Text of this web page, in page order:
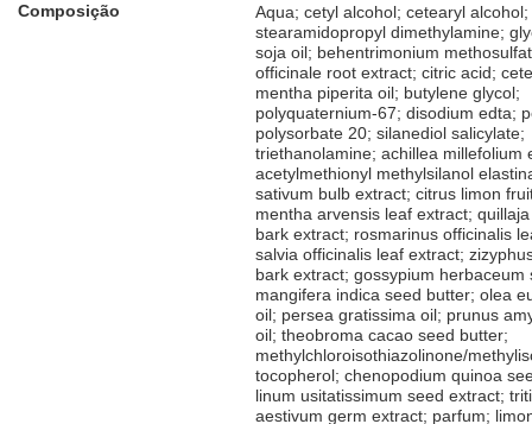
Composição
Aqua; cetyl alcohol; cetearyl alcohol;
stearamidopropyl dimethylamine;
soja oil; behentrimonium
officinale root extract; citric acid;
mentha piperita oil; butylene glycol;
polyquaternium-67; disodium edta;
polysorbate 20; silanediol salicylate;
triethanolamine; achillea millefolium
acetylmethionyl methylsilanol
sativum bulb extract; citrus limon
mentha arvensis leaf extract;
bark extract; rosmarinus officinalis
salvia officinalis leaf extract;
bark extract; gossypium herbaceum
mangifera indica seed butter; olea
oil; persea gratissima oil; prunus
oil; theobroma cacao seed butter;
methylchloroisothiazolinone/
tocopherol; chenopodium quinoa
linum usitatissimum seed extract;
aestivum germ extract; parfum;